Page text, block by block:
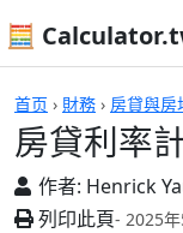
🧮
首页 › 財務 › 房貸與房
房貸利率
作者: Henrick
列印此頁- 2025
計算機